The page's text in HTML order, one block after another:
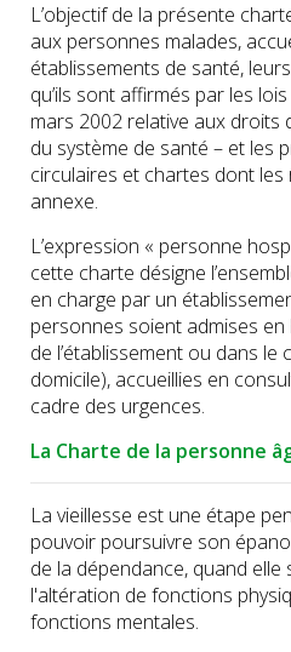
L’objectif de la présente
aux personnes malades,
établissements de santé,
qu’ils sont affirmés par les
mars 2002 relative aux droits
du système de santé – et les
circulaires et chartes dont
annexe.
L’expression « personne
cette charte désigne
en charge par un
personnes soient admises
de l’établissement ou dans le
domicile), accueillies en
cadre des urgences.
La Charte de la personne
La vieillesse est une étape
pouvoir poursuivre son
de la dépendance, quand
l'altération de fonctions
fonctions mentales.